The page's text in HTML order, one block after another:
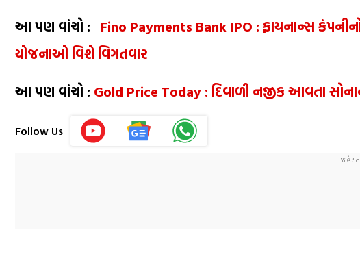
આ પણ વાંચો : Fino Payments Bank IPO : ફાયનાન્સ
યોજનાઓ વિશે વિગતવાર
આ પણ વાંચો : Gold Price Today : દિવાળી નજીક આવતા
Follow Us